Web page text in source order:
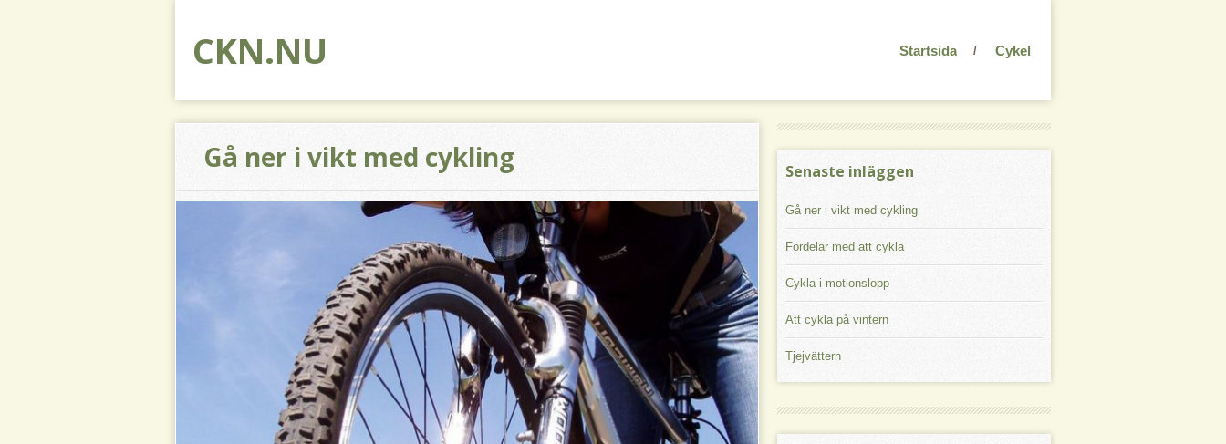
CKN.NU Startsida Cykel
Gå ner i vikt med cykling Senaste inläggen
Gå ner i vikt med cykling
Fördelar med att cykla
Cykla i motionslopp
Att cykla på vintern
Tjejvättern